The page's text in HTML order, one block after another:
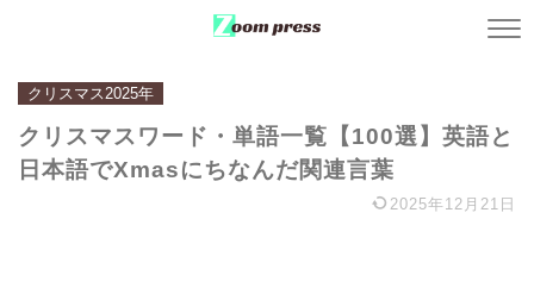
クリスマス2025年
クリスマスワード・単語一覧【100選】英語と
日本語でXmasにちなんだ関連言葉
2025年12月21日